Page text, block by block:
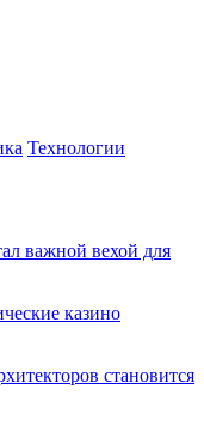
Технологии
важной вехой для
казино
становится